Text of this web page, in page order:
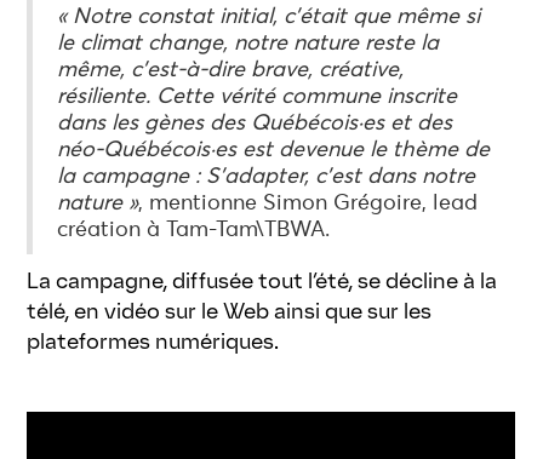
« Notre constat initial, c’était que même si
le climat change, notre nature reste la
même, c’est-à-dire brave, créative,
résiliente. Cette vérité commune inscrite
dans les gènes des Québécois·es et des
néo-Québécois·es est devenue le thème de
la campagne : S’adapter, c’est dans notre
nature », mentionne Simon Grégoire, lead
création à Tam-Tam\TBWA.
La campagne, diffusée tout l’été, se décline à la
télé, en vidéo sur le Web ainsi que sur les
plateformes numériques.